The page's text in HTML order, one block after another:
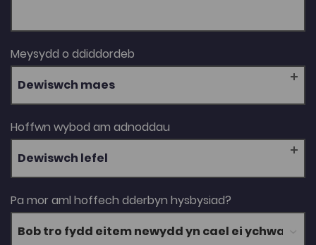
Meysydd o ddiddordeb
Dewiswch maes
Hoffwn wybod am adnoddau
Dewiswch lefel
Pa mor aml hoffech dderbyn hysbysiad?